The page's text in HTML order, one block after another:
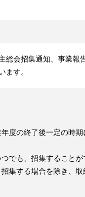
総会招集通知、事業報
ます。
度の終了後一定の時期
でも、招集することが
集する場合を除き、取